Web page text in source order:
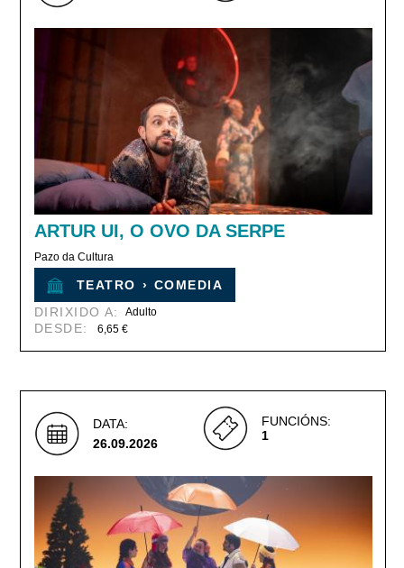
ARTUR UI, O OVO DA SERPE
Pazo da Cultura
TEATRO › COMEDIA
DIRIXIDO A:
Adulto
DESDE: 6,65 €
DATA:
26.09.2026
FUNCIÓNS:
1